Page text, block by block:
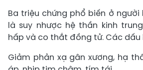
Ba triệu chứng phổ biến ở
là suy nhược hệ thần kinh
hấp và co thắt đồng tử. Các dấu
Giảm phản xạ gân xương, hạ